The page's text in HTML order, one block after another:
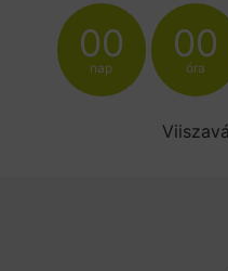
00
nap
00
óra